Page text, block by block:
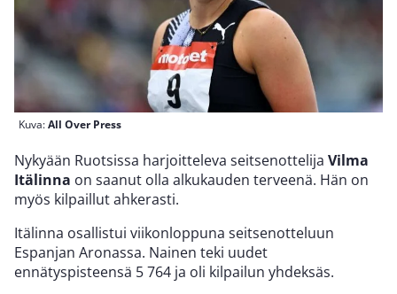
Kuva:All Over Press
Nykyään Ruotsissa harjoitteleva seitsenottelija Vilma
Itälinna on saanut olla alkukauden terveenä. Hän on
myös kilpaillut ahkerasti.
Itälinna osallistui viikonloppuna seitsenotteluun
Espanjan Aronassa. Nainen teki uudet
ennätyspisteensä 5 764 ja oli kilpailun yhdeksäs.